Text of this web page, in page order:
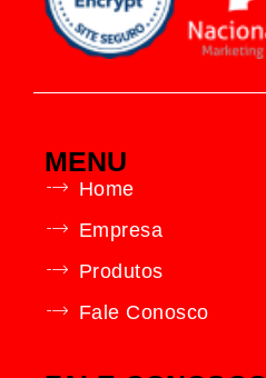
MENU
Home
Empresa
Produtos
Fale Conosco